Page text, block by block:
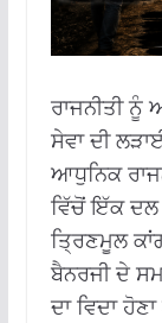
ਰਾਜਨੀਤੀ ਨੂੰ
ਸੇਵਾ ਦੀ
ਆਧੁਨਿਕ
ਵਿੱਚੋਂ ਇੱਕ ਦਲ
ਤ੍ਰਿਣਮੂਲ
ਬੈਨਰਜੀ ਦੇ
ਦਾ ਵਿਦਾ